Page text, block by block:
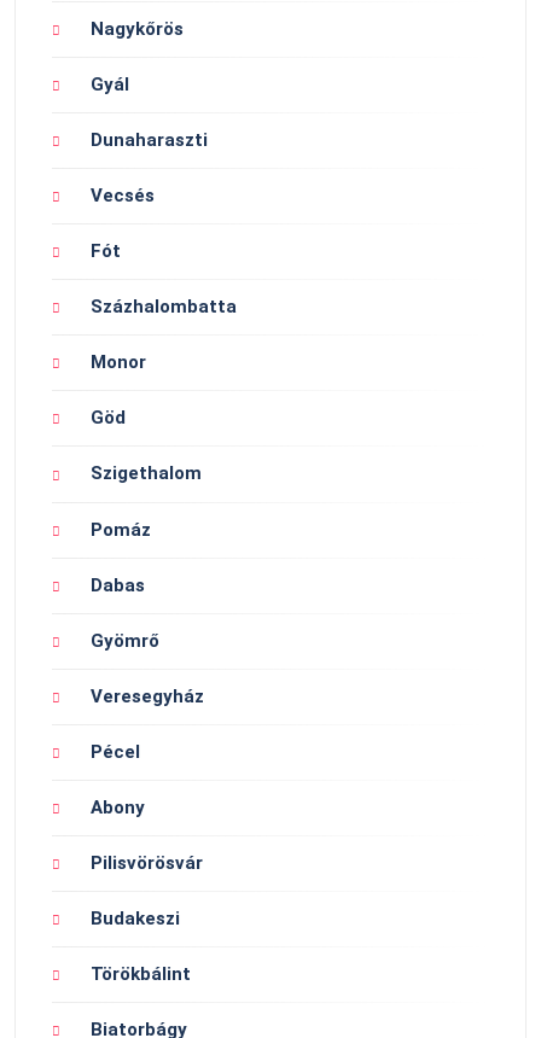
Nagykőrös
Gyál
Dunaharaszti
Vecsés
Fót
Százhalombatta
Monor
Göd
Szigethalom
Pomáz
Dabas
Gyömrő
Veresegyház
Pécel
Abony
Pilisvörösvár
Budakeszi
Törökbálint
Biatorbágy